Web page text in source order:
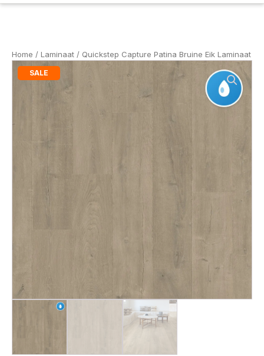
Home / Laminaat / Quickstep Capture Patina Bruine Eik Laminaat
SALE